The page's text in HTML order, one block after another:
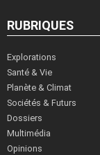
RUBRIQUES
Explorations
Santé & Vie
Planète & Climat
Sociétés & Futurs
Dossiers
Multimédia
Opinions